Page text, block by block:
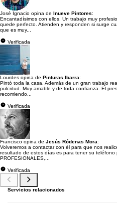
José Ignacio opina de Inueve Pintores:
Encantadísimos con ellos. Un trabajo muy
quede perfecto. Atienden y responden si surge
que es muy...
Verificada
Lourdes opina de Pinturas Ibarra:
Pintó toda la casa. Además de un gran trabajo
pulcritud. Muy amable y de toda confianza. El
recomiendo...
Verificada
Francisco opina de Jesús Ródenas Mora:
Volveremos a contactar con él para que nos
resultado de estos días es para tener su teléfono
PROFESIONALES,...
Verificada
Servicios relacionados